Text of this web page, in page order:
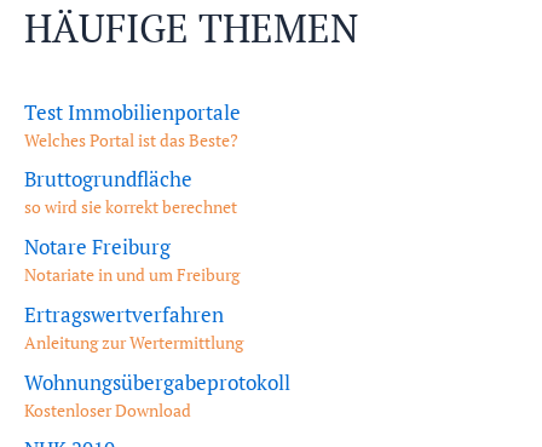
HÄUFIGE THEMEN
Test Immobilienportale
Welches Portal ist das Beste?
Bruttogrundfläche
so wird sie korrekt berechnet
Notare Freiburg
Notariate in und um Freiburg
Ertragswertverfahren
Anleitung zur Wertermittlung
Wohnungsübergabeprotokoll
Kostenloser Download